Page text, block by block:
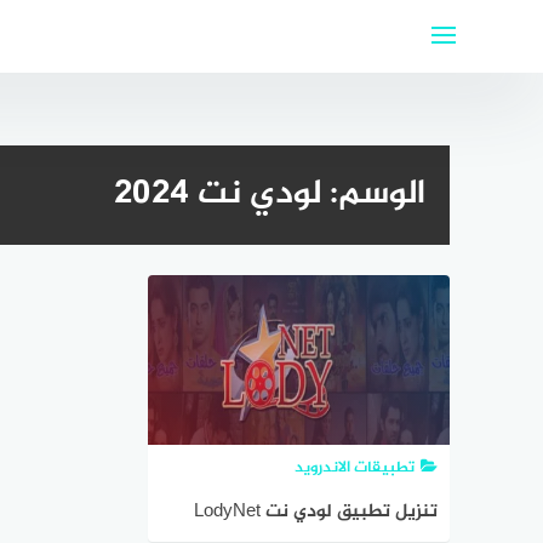
الوسم:لودي نت 2024
تطبيقات الاندرويد
تنزيل تطبيق لودي نت LodyNet